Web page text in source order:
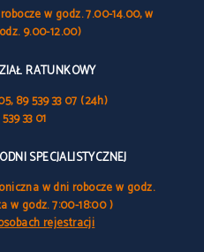
w godz. 7.00-14.00, w
9.00-12.00)
RATUNKOWY
89 539 33 07 (24h)
33 01
SPECJALISTYCZNEJ
w dni robocze w godz.
w godz. 7:00-18:00 )
rejestracji